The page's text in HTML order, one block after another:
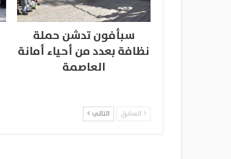
سبأفون تدشن حملة
نظافة بعدد من أحياء أمانة
العاصمة
السابق التالي